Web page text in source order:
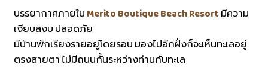
บรรยากาศภายในMerito Boutique Beach Resortมีความ
เงียบสงบ ปลอดภัย
มีบ้านพักเรียงรายอยู่โดยรอบ มองไปอีกฝั่งก็จะเห็นทะเลอยู่
ตรงสายตา ไม่มีถนนกั้นระหว่างท่านกับทะเล